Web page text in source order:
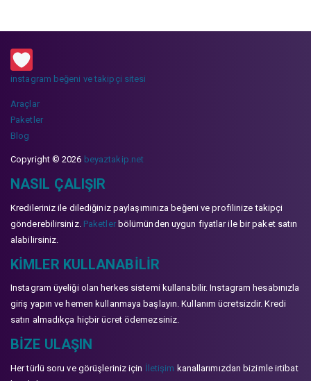
instagram beğeni ve takipçi sitesi
Araçlar
Paketler
Blog
Copyright © 2026 beyaztakip.net
NASIL ÇALIŞIR
Kredileriniz ile dilediğiniz paylaşımınıza beğeni ve profilinize takipçi
gönderebilirsiniz. Paketlerbölümünden uygun fiyatlar ile bir paket satın
alabilirsiniz.
KIMLER KULLANABILIR
Instagram üyeliği olan herkes sistemi kullanabilir. Instagram hesabınızla
giriş yapın ve hemen kullanmaya başlayın. Kullanım ücretsizdir. Kredi
satın almadıkça hiçbir ücret ödemezsiniz.
BIZE ULAŞIN
Her türlü soru ve görüşleriniz için İletişim kanallarımızdan bizimle irtibat